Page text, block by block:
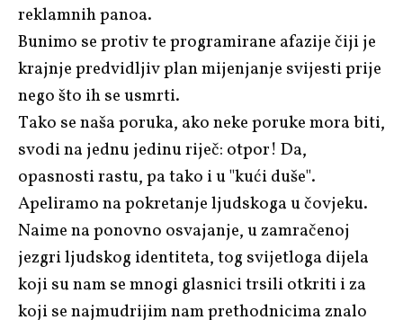
reklamnih panoa.
Bunimo se protiv te programirane afazije čiji je
krajnje predvidljiv plan mijenjanje svijesti prije
nego što ih se usmrti.
Tako se naša poruka, ako neke poruke mora biti,
svodi na jednu jedinu riječ: otpor! Da,
opasnosti rastu, pa tako i u "kući duše".
Apeliramo na pokretanje ljudskoga u čovjeku.
Naime na ponovno osvajanje, u zamračenoj
jezgri ljudskog identiteta, tog svijetloga dijela
koji su nam se mnogi glasnici trsili otkriti i za
koji se najmudrijim nam prethodnicima znalo